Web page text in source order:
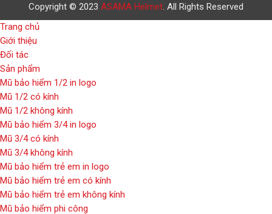
Copyright © 2023 ASAMA Helmet . All Rights Reserved
Trang chủ
Giới thiệu
Đối tác
Sản phẩm
Mũ bảo hiểm 1/2 in logo
Mũ 1/2 có kính
Mũ 1/2 không kính
Mũ bảo hiểm 3/4 in logo
Mũ 3/4 có kính
Mũ 3/4 không kính
Mũ bảo hiểm trẻ em in logo
Mũ bảo hiểm trẻ em có kính
Mũ bảo hiểm trẻ em không kính
Mũ bảo hiểm phi công